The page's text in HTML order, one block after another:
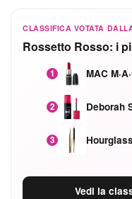
CLASSIFICA VOTATA
Rossetto Rosso: i
1
2 Deborah
3
Vedi la